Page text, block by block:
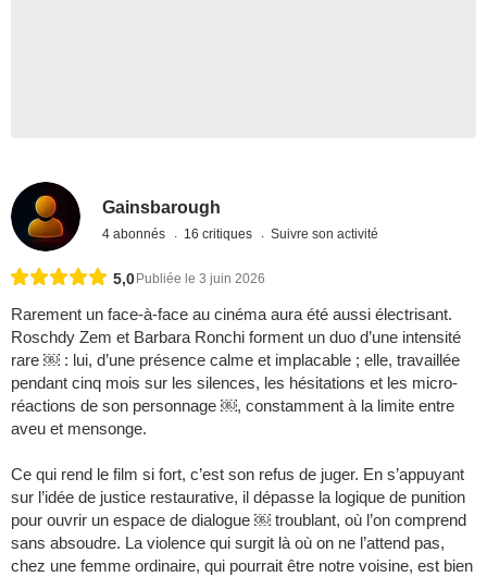
Gainsbarough
4 abonnés 16 critiques Suivre son activité
5,0 Publiée le 3 juin 2026
Rarement un face-à-face au cinéma aura été aussi électrisant.
Roschdy Zem et Barbara Ronchi forment un duo d’une intensité
rare ￼ : lui, d’une présence calme et implacable ; elle, travaillée
pendant cinq mois sur les silences, les hésitations et les micro-
réactions de son personnage ￼, constamment à la limite entre
aveu et mensonge.
Ce qui rend le film si fort, c’est son refus de juger. En s’appuyant
sur l’idée de justice restaurative, il dépasse la logique de punition
pour ouvrir un espace de dialogue ￼ troublant, où l’on comprend
sans absoudre. La violence qui surgit là où on ne l’attend pas,
chez une femme ordinaire, qui pourrait être notre voisine, est bien